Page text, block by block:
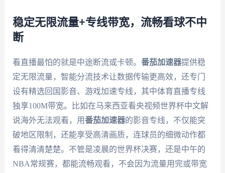
稳定无限流量+专线带宽，流畅看球不中
断
看直播最怕的就是中途断流或卡顿。 番茄加速器提供稳
定无限流量，智能分流技术让数据传输更高效，还专门
设有精选回国影音、游戏加速专线，其中体育直播专线
独享100M带宽。比如在马来西亚看央视频世界杯中文解
说海外无法观看，用番茄加速器的影音专线，不仅能突
破地区限制，还能享受高清画质，连球员的细微动作都
看得清清楚楚。不管是凌晨的世界杯决赛，还是中午的
NBA常规赛，都能流畅观看，不会因为流量用完或带宽